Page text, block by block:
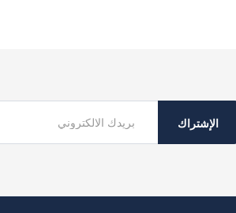
الإشتراك